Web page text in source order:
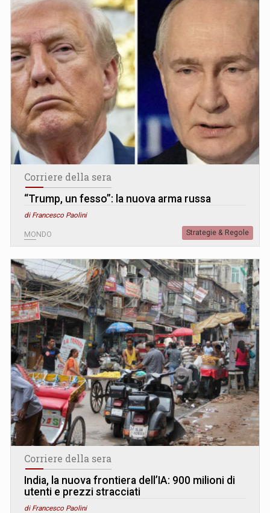
Corriere della sera
“Trump, un fesso”: la nuova arma russa
di Francesco Paolini
MONDO Strategie & Regole
Corriere della sera
India, la nuova frontiera dell’IA: 900 milioni di
utenti e prezzi stracciati
di Francesco Paolini